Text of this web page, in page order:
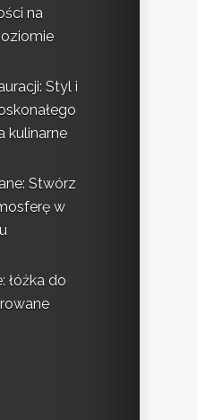
na
Styl i
kulinarne
Stwórz
w
łóżka do